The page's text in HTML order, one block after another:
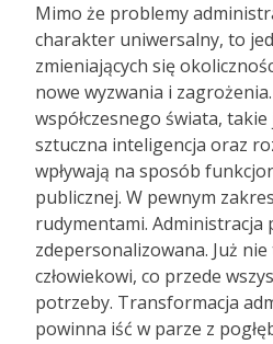
Mimo że problemy
charakter uniwersalny, to
zmieniających się
nowe wyzwania i
współczesnego świata,
sztuczna inteligencja oraz
wpływają na sposób
publicznej. W pewnym
rudymentami. Administracja
zdepersonalizowana. Już nie
człowiekowi, co przede
potrzeby. Transformacja
powinna iść w parze z